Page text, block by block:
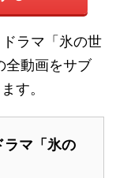
ラマ「氷の世
全動画をサブ
す。
ラマ「氷の